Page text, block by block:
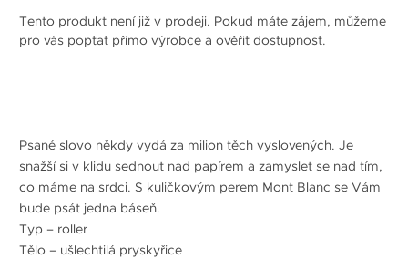
Tento produkt není již v prodeji. Pokud máte zájem, můžeme
pro vás poptat přímo výrobce a ověřit dostupnost.
Psané slovo někdy vydá za milion těch vyslovených. Je
snažší si v klidu sednout nad papírem a zamyslet se nad tím,
co máme na srdci. S kuličkovým perem Mont Blanc se Vám
bude psát jedna báseň.
Typ – roller
Tělo – ušlechtilá pryskyřice